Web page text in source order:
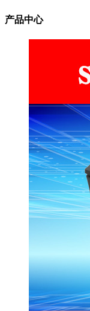
产品中心